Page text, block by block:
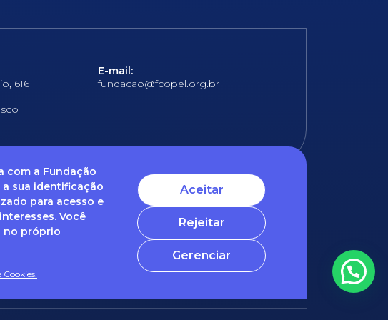
com a Fundação
sua identificação
para acesso e
Você
no próprio
Cookies.
Aceitar
Rejeitar
Gerenciar
616
E-mail:
fundacao@fcopel.org.br
Documentos obrigatórios
em contato com o nosso DPO (encarregado de dados)